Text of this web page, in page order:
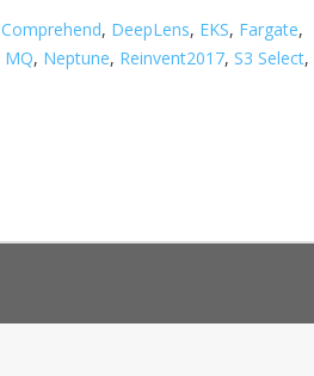
Comprehend, DeepLens, EKS, Fargate,
MQ, Neptune, Reinvent2017, S3 Select,